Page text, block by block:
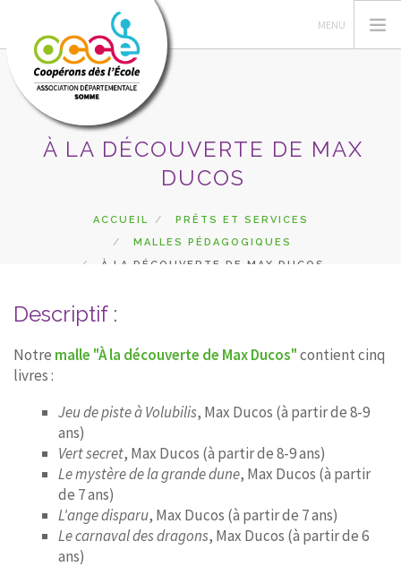
LA FÉDÉRATION NATIONALE
GÉRER SA COOPÉRATIVE
L'OCCE DE LA SOMME
ACTIONS PÉDAGOGIQUES
PRÊTS ET SERVICES
CONTACT
À LA DÉCOUVERTE DE MAX
DUCOS
ACCUEIL
PRÊTS ET SERVICES
MALLES PÉDAGOGIQUES
À LA DÉCOUVERTE DE MAX DUCOS
Descriptif :
Notre malle "À la découverte de Max Ducos"contient cinq
livres :
Jeu de piste à Volubilis, Max Ducos (à partir de 8-9
ans)
Vert secret, Max Ducos (à partir de 8-9 ans)
Le mystère de la grande dune, Max Ducos (à partir
de 7 ans)
L'ange disparu, Max Ducos (à partir de 7 ans)
Le carnaval des dragons, Max Ducos (à partir de 6
ans)